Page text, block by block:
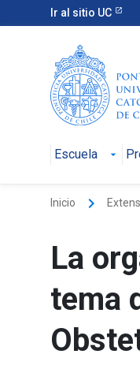
Ir al sitio UC
Escuela
Inicio keyboard_arrow_right
La
tema